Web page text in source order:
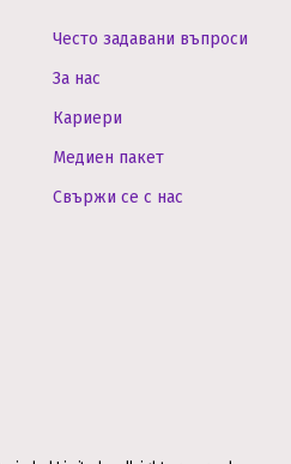
Често задавани въпроси
За нас
Кариери
Медиен пакет
Свържи се с нас